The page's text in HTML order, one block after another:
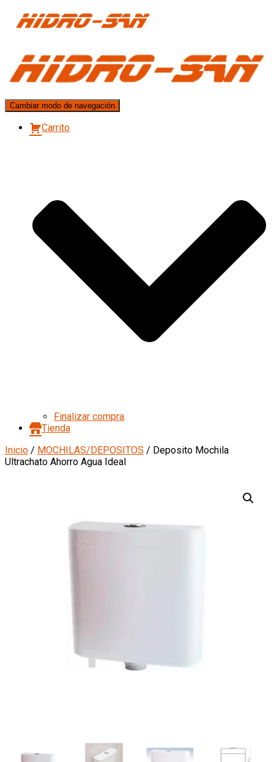
Cambiar modo de navegación
Carrito
Finalizar compra
Tienda
Inicio / MOCHILAS/DEPOSITOS / Deposito Mochila
Ultrachato Ahorro Agua Ideal